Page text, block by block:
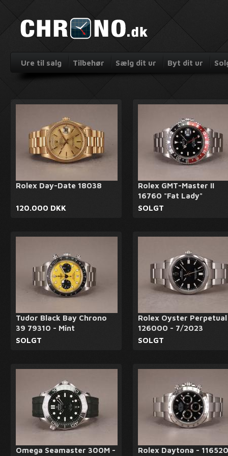
Ure til salg Tilbehør Sælg dit ur Byt dit ur
Rolex Day-Date 18038
120.000 DKK
Rolex GMT-Master II
16760 "Fat Lady"
SOLGT
Tudor Black Bay Chrono
39 79310 - Mint
SOLGT
Rolex Oyster
126000 - 7/2023
SOLGT
Omega Seamaster 300M -
Rolex Daytona -